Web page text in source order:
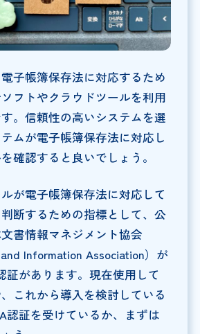
子帳簿保存法に対応するため
フトやクラウドツールを利用
。信頼性の高いシステムを選
ムが電子帳簿保存法に対応し
確認すると良いでしょう。
が電子帳簿保存法に対応して
断するための指標として、公
書情報マネジメント協会
and Information Association）が
証があります。現在使用して
これから導入を検討している
認証を受けているか、まずは